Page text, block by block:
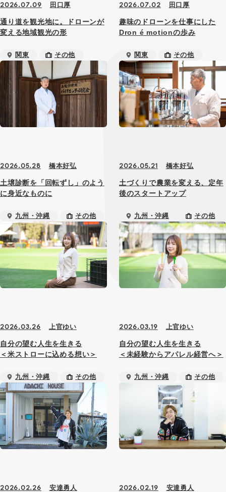
2026.07.09 田口厚
通り道を観光地に。ドローンが
変える地域観光の形
関東 その他
2026.07.02 田口厚
趣味のドローンを仕事にした
Dron é motionの歩み
関東 その他
2026.05.28 橋本好弘
土壌診断を「回転ずし」のよう
に身近なものに
九州・沖縄 その他
2026.05.21 橋本好弘
土づくりで農業を変える、定年
後のスタートアップ
九州・沖縄 その他
2026.03.26 上官ゆい
自分の望む人生を生きる
＜米ストローに込める想い＞
九州・沖縄 その他
2026.03.19 上官ゆい
自分の望む人生を生きる
＜未経験からアパレル経営へ＞
九州・沖縄 その他
2026.02.26 安達勇人 2026.02.19 安達勇人